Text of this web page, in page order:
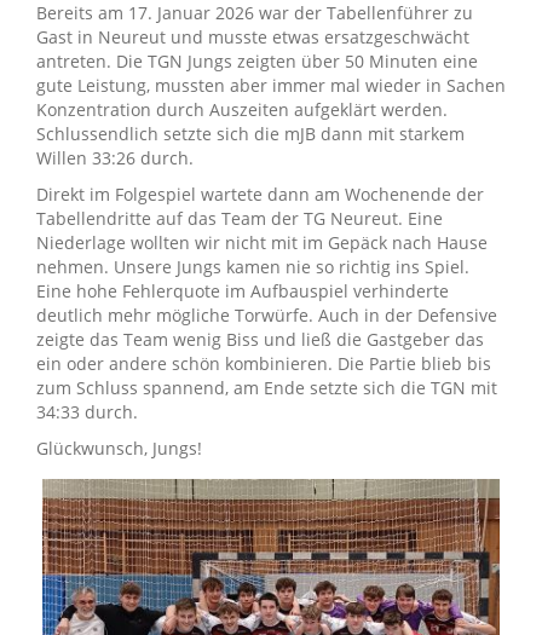
Bereits am 17. Januar 2026 war der Tabellenführer zu
Gast in Neureut und musste etwas ersatzgeschwächt
antreten. Die TGN Jungs zeigten über 50 Minuten eine
gute Leistung, mussten aber immer mal wieder in Sachen
Konzentration durch Auszeiten aufgeklärt werden.
Schlussendlich setzte sich die mJB dann mit starkem
Willen 33:26 durch.
Direkt im Folgespiel wartete dann am Wochenende der
Tabellendritte auf das Team der TG Neureut. Eine
Niederlage wollten wir nicht mit im Gepäck nach Hause
nehmen. Unsere Jungs kamen nie so richtig ins Spiel.
Eine hohe Fehlerquote im Aufbauspiel verhinderte
deutlich mehr mögliche Torwürfe. Auch in der Defensive
zeigte das Team wenig Biss und ließ die Gastgeber das
ein oder andere schön kombinieren. Die Partie blieb bis
zum Schluss spannend, am Ende setzte sich die TGN mit
34:33 durch.
Glückwunsch, Jungs!